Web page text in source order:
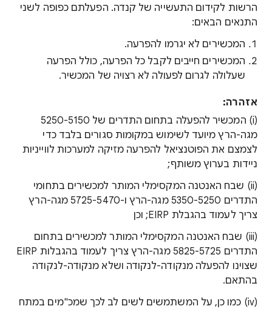
הרשות לקידום התעשייה של קנדה. הפעלתם כפופה לשני
התנאים הבאים:
המכשירים לא יגרמו להפרעה.
המכשירים חייבים לקבל כל הפרעה, כולל הפרעה
שעלולה לגרום לפעולה לא רצויה של המכשיר.
אזהרה:
(i) המכשיר להפעלה בתחום התדרים של 5150‏-5250
מגה-הרץ מיועד לשימוש במקומות סגורים בלבד כדי
לצמצם את הפוטנציאל להפרעה מזיקה למערכות לווייניות
ניידות בערוץ משותף;
(ii) שבח האנטנה המקסימלי המותר למכשירים בתחומי
התדרים 5250‏-5350 מגה-הרץ ו-5470‏-5725 מגה-הרץ
צריך לעמוד בהגבלת EIRP; וכן
(iii) שבח האנטנה המקסימלי המותר למכשירים בתחום
התדרים 5725‏-5825 מגה-הרץ צריך לעמוד בהגבלות EIRP
שצוינו להפעלה מנקודה-לנקודה ושלא מנקודה-לנקודה
בהתאם.
(iv) כמו כן, על המשתמשים לשים לב לכך שמכ"מים במתח